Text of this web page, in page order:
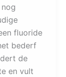
fluoride
bederf
de
en vult